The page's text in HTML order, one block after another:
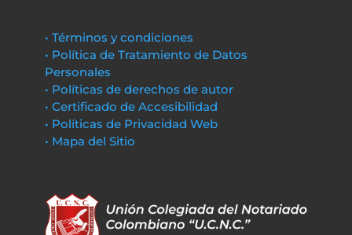
• Términos y condiciones
• Política de Tratamiento de Datos
Personales
• Políticas de derechos de autor
• Certificado de Accesibilidad
• Políticas de Privacidad Web
• Mapa del Sitio